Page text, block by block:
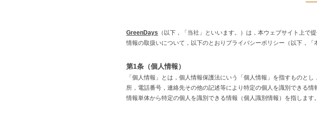
GreenDays （以下，「当社」といいます。）は，本ウェブサイト上で
情報の取扱いについて，以下のとおりプライバシーポリシー（以下，「
第1条（個人情報）
「個人情報」とは，個人情報保護法にいう「個人情報」を指すものと
所，電話番号，連絡先その他の記述等により特定の個人を識別できる
情報単体から特定の個人を識別できる情報（個人識別情報）を指します。